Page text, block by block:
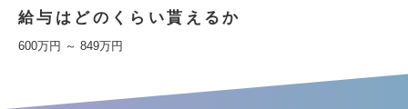
給与はどのくらい貰えるか
600万円 ～ 849万円